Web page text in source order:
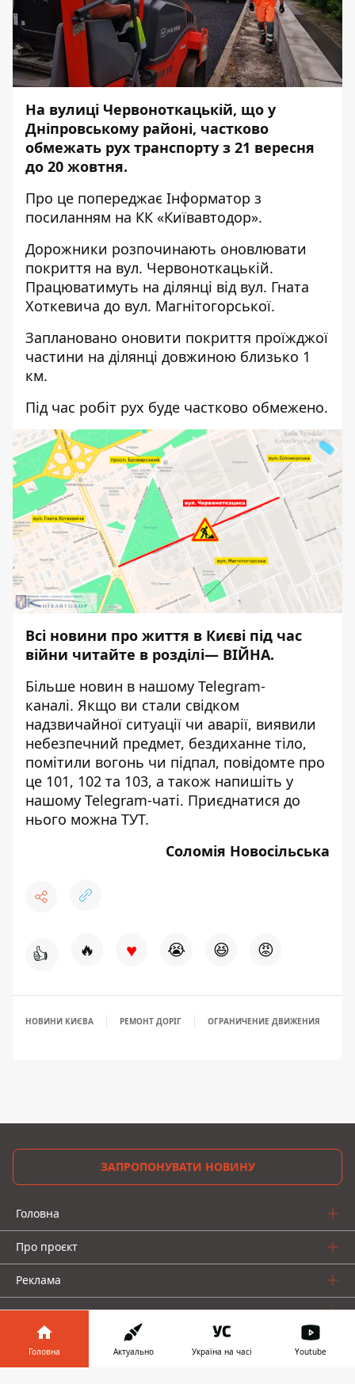
На вулиці Червоноткацькій, що у
Дніпровському районі, частково
обмежать рух транспорту з 21 вересня
до 20 жовтня.
Про це попереджає Інформатор з
посиланням на КК «Київавтодор».
Дорожники розпочинають оновлювати
покриття на вул. Червоноткацькій.
Працюватимуть на ділянці від вул. Гната
Хоткевича до вул. Магнітогорської.
Заплановано оновити покриття проїжджої
частини на ділянці довжиною близько 1
км.
Під час робіт рух буде частково обмежено.
Всі новини про життя в Києві під час
війни читайте в розділі— ВІЙНА.
Більше новин в нашому Telegram-
каналі. Якщо ви стали свідком
надзвичайної ситуації чи аварії, виявили
небезпечний предмет, бездиханне тіло,
помітили вогонь чи підпал, повідомте про
це 101, 102 та 103, а також напишіть у
нашому Telegram-чаті. Приєднатися до
нього можна ТУТ.
Соломія Новосільська
👍 🔥 ♥ 😭 😆 😡
НОВИНИ КИЄВА РЕМОНТ ДОРІГ ОГРАНИЧЕНИЕ ДВИЖЕНИЯ
ЗАПРОПОНУВАТИ НОВИНУ
Головна
Про проєкт
Реклама
Про нас
Головна Актуально Україна на часі Youtube